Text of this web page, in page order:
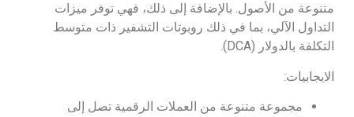
متنوعة من الأصول. بالإضافة إلى ذلك، فهي توفر ميزات
التداول الآلي، بما في ذلك روبوتات التشفير ذات متوسط
التكلفة بالدولار (DCA).
الايجابيات:
مجموعة متنوعة من العملات الرقمية تصل إلى